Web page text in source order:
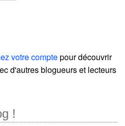
votre comptepour découvrir
d'autres blogueurs et lecteurs
!